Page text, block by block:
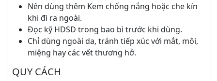
Nên dùng thêm Kem chống nắng hoặc che kín
khi đi ra ngoài.
Đọc kỹ HDSD trong bao bì trước khi dùng.
Chỉ dùng ngoài da, tránh tiếp xúc với mắt, môi,
miệng hay các vết thương hở.
QUY CÁCH